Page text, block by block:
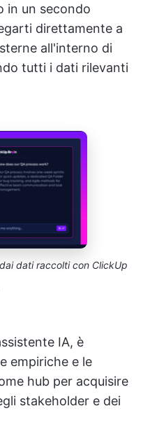
in un secondo
direttamente a
all'interno di
tutti i dati rilevanti
dati raccolti con ClickUp
IA, è
empiriche e le
hub per acquisire
stakeholder e dei